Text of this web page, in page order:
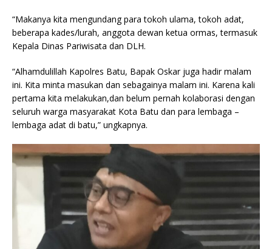
“Makanya kita mengundang para tokoh ulama, tokoh adat,
beberapa kades/lurah, anggota dewan ketua ormas, termasuk
Kepala Dinas Pariwisata dan DLH.
“Alhamdulillah Kapolres Batu, Bapak Oskar juga hadir malam
ini. Kita minta masukan dan sebagainya malam ini. Karena kali
pertama kita melakukan,dan belum pernah kolaborasi dengan
seluruh warga masyarakat Kota Batu dan para lembaga –
lembaga adat di batu,” ungkapnya.